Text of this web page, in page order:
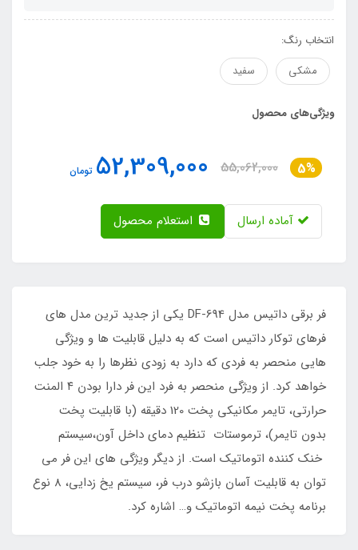
انتخاب رنگ:
مشکی
سفید
ویژگی‌های محصول
5%
55,062,000
52,309,000 تومان
آماده ارسال
فر برقی داتیس مدل DF-694 یکی از جدید ترین مدل های
فرهای توکار داتیس است که به دلیل قابلیت ها و ویژگی
هایی منحصر به فردی که دارد به زودی نظرها را به خود جلب
خواهد کرد. از ویژگی منحصر به فرد این فر دارا بودن ۴ المنت
حرارتی، تایمر مکانیکی پخت 120 دقیقه (با قابلیت پخت
بدون تایمر)، ترموستات تنظیم دمای داخل آون،سیستم
خنک کننده اتوماتیک است. از دیگر ویژگی های این فر می
توان به قابلیت آسان بازشو درب فر، سیستم یخ زدایی، 8 نوع
برنامه پخت نیمه اتوماتیک و… اشاره کرد.